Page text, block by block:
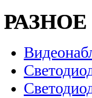
РАЗНОЕ